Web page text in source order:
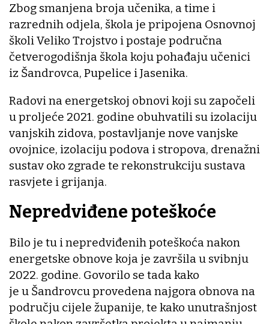
Zbog smanjena broja učenika, a time i
razrednih odjela, škola je pripojena Osnovnoj
školi Veliko Trojstvo i postaje područna
četverogodišnja škola koju pohađaju učenici
iz Šandrovca, Pupelice i Jasenika.
Radovi na energetskoj obnovi koji su započeli
u proljeće 2021. godine obuhvatili su izolaciju
vanjskih zidova, postavljanje nove vanjske
ovojnice, izolaciju podova i stropova, drenažni
sustav oko zgrade te rekonstrukciju sustava
rasvjete i grijanja.
Nepredviđene poteškoće
Bilo je tu i nepredviđenih poteškoća nakon
energetske obnove koja je završila u svibnju
2022. godine. Govorilo se tada kako
je u Šandrovcu provedena najgora obnova na
području cijele županije, te kako unutrašnjost